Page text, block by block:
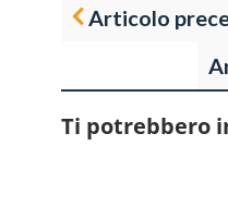
Articolo
Ti potrebbero